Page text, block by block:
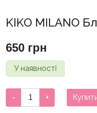
KIKO MILANO
650 грн
У наявності
MILANO
- +